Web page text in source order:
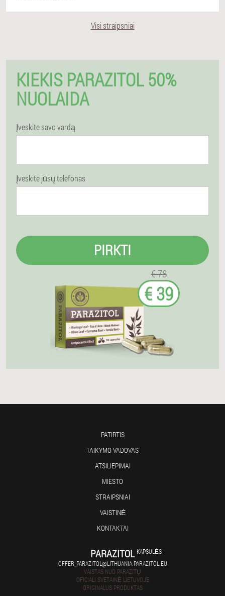
Visi straipsniai
KIEKIS PARAZITOL 50%
NUOLAIDA
Įveskite savo vardą
Įveskite jūsų telefonas
PIRKTI
€ 78
€ 39
PATIRTIS
TAIKYMO VADOVAS
ATSILIEPIMAI
MIESTO
STRAIPSNIAI
VAISTINĖ
KONTAKTAI
PARAZITOL KAPSULĖS
OFFER_PARAZITOL@LITHUANIA.PARAZITOL.EU
VAISTAS NUO PARAZITŲ
OFICIALI SVETAINĖ LIETUVOJE
ORIGINALUS PRODUKTAS